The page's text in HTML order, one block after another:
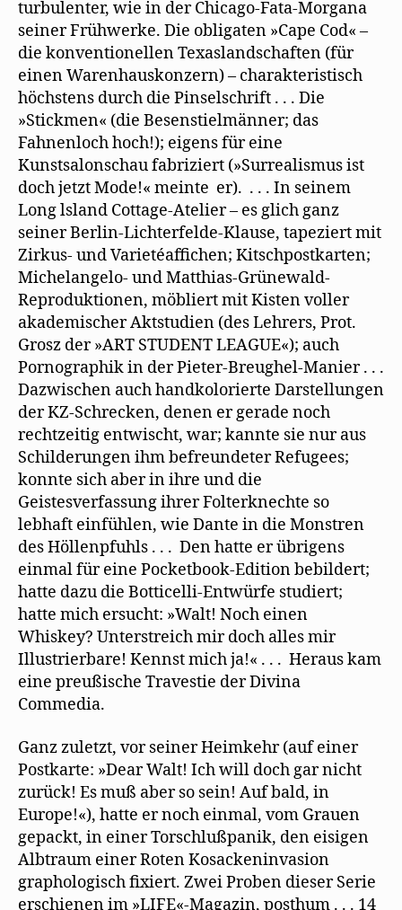
turbulenter, wie in der Chicago-Fata-Morgana
seiner Frühwerke. Die obligaten »Cape Cod« –
die konventionellen Texaslandschaften (für
einen Warenhauskonzern) – charakteristisch
höchstens durch die Pinselschrift . . . Die
»Stickmen« (die Besenstielmänner; das
Fahnenloch hoch!); eigens für eine
Kunstsalonschau fabriziert (»Surrealismus ist
doch jetzt Mode!« meinte er). . . . In seinem
Long lsland Cottage-Atelier – es glich ganz
seiner Berlin-Lichterfelde-Klause, tapeziert mit
Zirkus- und Varietéaffichen; Kitschpostkarten;
Michelangelo- und Matthias-Grünewald-
Reproduktionen, möbliert mit Kisten voller
akademischer Aktstudien (des Lehrers, Prot.
Grosz der »ART STUDENT LEAGUE«); auch
Pornographik in der Pieter-Breughel-Manier . . .
Dazwischen auch handkolorierte Darstellungen
der KZ-Schrecken, denen er gerade noch
rechtzeitig entwischt, war; kannte sie nur aus
Schilderungen ihm befreundeter Refugees;
konnte sich aber in ihre und die
Geistesverfassung ihrer Folterknechte so
lebhaft einfühlen, wie Dante in die Monstren
des Höllenpfuhls . . . Den hatte er übrigens
einmal für eine Pocketbook-Edition bebildert;
hatte dazu die Botticelli-Entwürfe studiert;
hatte mich ersucht: »Walt! Noch einen
Whiskey? Unterstreich mir doch alles mir
Illustrierbare! Kennst mich ja!« . . . Heraus kam
eine preußische Travestie der Divina
Commedia.
Ganz zuletzt, vor seiner Heimkehr (auf einer
Postkarte: »Dear Walt! Ich will doch gar nicht
zurück! Es muß aber so sein! Auf bald, in
Europe!«), hatte er noch einmal, vom Grauen
gepackt, in einer Torschlußpanik, den eisigen
Albtraum einer Roten Kosackeninvasion
graphologisch fixiert. Zwei Proben dieser Serie
erschienen im »LIFE«-Magazin, posthum . . . 14